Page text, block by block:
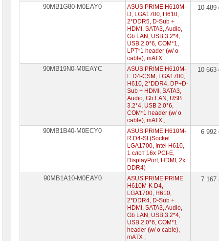
90MB1G80-M0EAY0
ASUS PRIME H610M-
D, LGA1700, H610,
2*DDR5, D-Sub +
HDMI, SATA3, Audio,
Gb LAN, USB 3.2*4,
USB 2.0*6, COM*1,
LPT*1 header (w/ o
cable), mATX
10
90MB19N0-M0EAYC
ASUS PRIME H610M-
E D4-CSM, LGA1700,
H610, 2*DDR4, DP+D-
Sub + HDMI, SATA3,
Audio, Gb LAN, USB
3.2*4, USB 2.0*6,
COM*1 header (w/ o
cable), mATX ;
10
90MB1B40-M0ECY0
ASUS PRIME H610M-
R D4-SI (Socket
LGA1700, Intel H610,
1 слот 16x PCI-E,
DisplayPort, HDMI, 2x
DDR4)
6
90MB1A10-M0EAY0
ASUS PRIME PRIME
H610M-K D4,
LGA1700, H610,
2*DDR4, D-Sub +
HDMI, SATA3, Audio,
Gb LAN, USB 3.2*4,
USB 2.0*6, COM*1
header (w/ o cable),
mATX ;
7